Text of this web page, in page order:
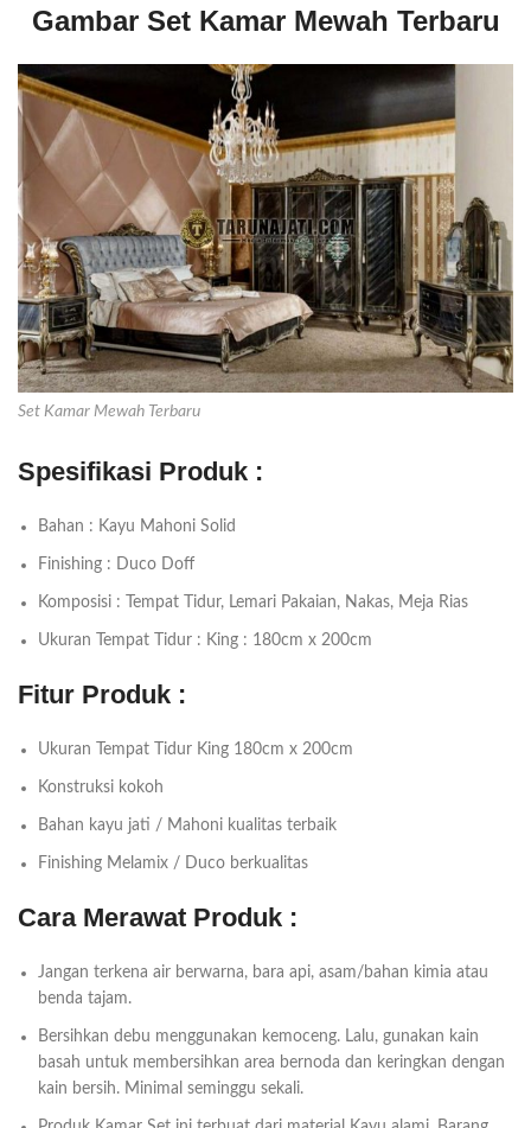
Gambar Set Kamar Mewah Terbaru
Set Kamar Mewah Terbaru
Spesifikasi Produk :
Bahan : Kayu Mahoni Solid
Finishing : Duco Doff
Komposisi : Tempat Tidur, Lemari Pakaian, Nakas, Meja Rias
Ukuran Tempat Tidur : King : 180cm x 200cm
Fitur Produk :
Ukuran Tempat Tidur King 180cm x 200cm
Konstruksi kokoh
Bahan kayu jati / Mahoni kualitas terbaik
Finishing Melamix / Duco berkualitas
Cara Merawat Produk :
Jangan terkena air berwarna, bara api, asam/bahan kimia atau
benda tajam.
Bersihkan debu menggunakan kemoceng. Lalu, gunakan kain
basah untuk membersihkan area bernoda dan keringkan dengan
kain bersih. Minimal seminggu sekali.